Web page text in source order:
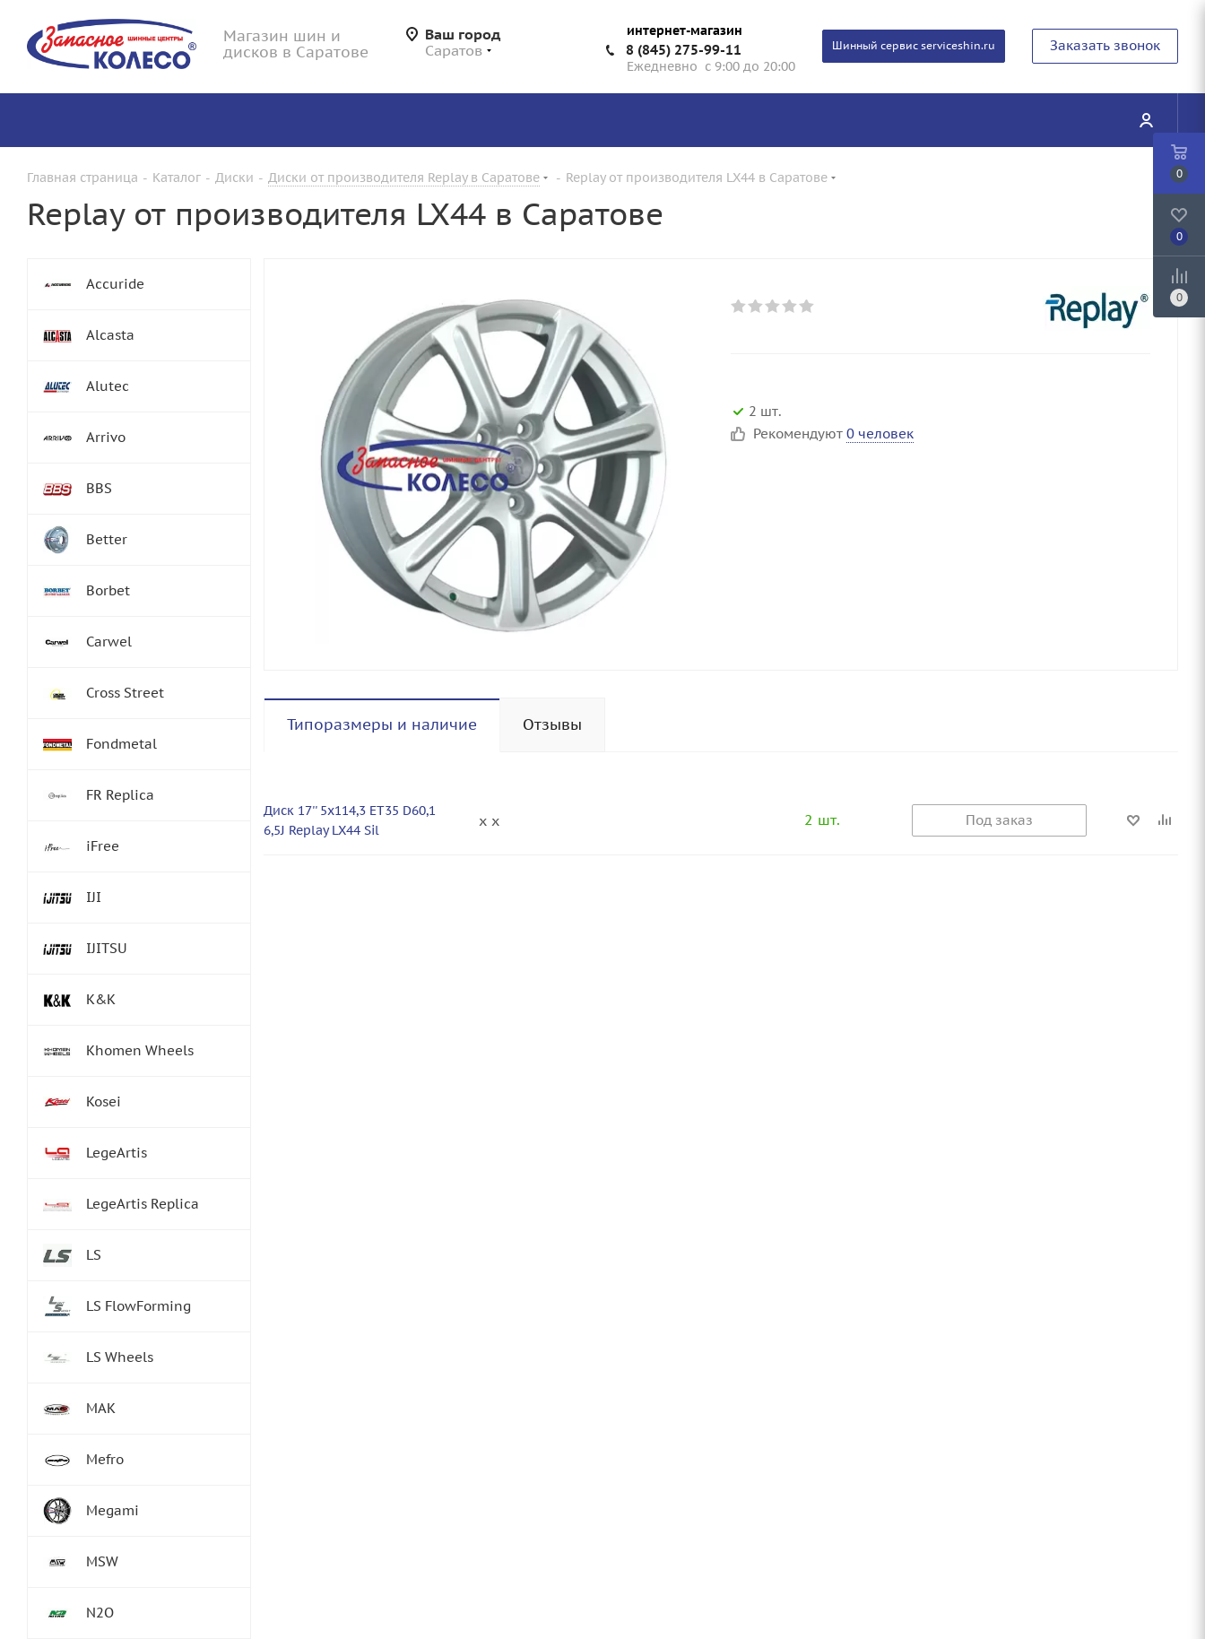
Магазин шин и
дисков в Саратове
Ваш город
Саратов
интернет-магазин
8 (845) 275-99-11
Ежедневно с 9:00 до 20:00
Шинный сервис serviceshin.ru Заказать звонок
Главная страница - Каталог - Диски - Диски от производителя Replay в Саратове - Replay от производителя LX44 в Саратове
Replay от производителя LX44 в Саратове
2 шт.
Рекомендуют 0 человек
Типоразмеры и наличие Отзывы
Диск 17'' 5x114,3 ET35 D60,1
6,5J Replay LX44 Sil
x x 2 шт. Под заказ
Accuride
Alcasta
Alutec
Arrivo
BBS
Better
Borbet
Carwel
Cross Street
Fondmetal
FR Replica
iFree
IJI
IJITSU
K&K
Khomen Wheels
Kosei
LegeArtis
LegeArtis Replica
LS
LS FlowForming
LS Wheels
MAK
Mefro
Megami
MSW
N2O
0
0
0